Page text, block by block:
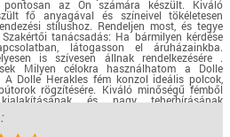
INGYEN itt ››
INGYEN itt ››
INGYEN itt ››
INGYEN itt ››
INGYEN itt ››
INGYEN itt ››
INGYEN itt ››
INGYEN itt ››
az Ön számára készült. Kiváló
fő anyagával és színeivel tökéletesen
stílushoz. Rendeljen most, és tegye
tanácsadás: Ha bármilyen kérdése
látogasson el áruházainkba.
is szívesen állnak rendelkezésére .
Milyen célokra használhatom a Dolle
A Dolle Herakles fém konzol ideális polcok,
rögzítésére. Kiváló minőségű fémből
és nagy teherbírásának
stabil és strapabíró. Hogyan rögzíthető a
A Dolle Herakles fémkonzol felszerelése
rögzíthető a falhoz, így stabil alapot